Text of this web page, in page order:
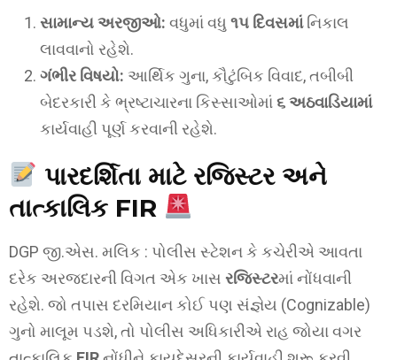
સામાન્ય અરજીઓ: વધુમાં વધુ ૧૫ દિવસમાંનિકાલ
લાવવાનો રહેશે.
ગંભીર વિષયો: આર્થિક ગુના, કૌટુંબિક વિવાદ, તબીબી
બેદરકારી કે ભ્રષ્ટાચારના કિસ્સાઓમાં૬ અઠવાડિયામાં
કાર્યવાહી પૂર્ણ કરવાની રહેશે.
પારદર્શિતા માટે રજિસ્ટર અને
તાત્કાલિક FIR
DGP જી.એસ. મલિક : પોલીસ સ્ટેશન કે કચેરીએ આવતા
દરેક અરજદારની વિગત એક ખાસ રજિસ્ટરમાં નોંધવાની
રહેશે. જો તપાસ દરમિયાન કોઈ પણ સંજ્ઞેય (Cognizable)
ગુનો માલૂમ પડશે, તો પોલીસ અધિકારીએ રાહ જોયા વગર